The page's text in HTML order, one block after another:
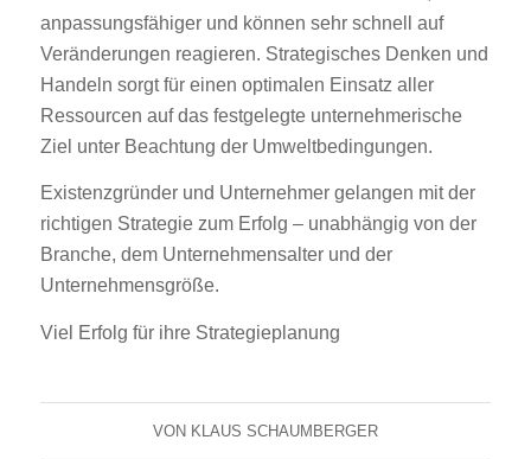
anpassungsfähiger und können sehr schnell auf
Veränderungen reagieren. Strategisches Denken und
Handeln sorgt für einen optimalen Einsatz aller
Ressourcen auf das festgelegte unternehmerische
Ziel unter Beachtung der Umweltbedingungen.
Existenzgründer und Unternehmer gelangen mit der
richtigen Strategie zum Erfolg – unabhängig von der
Branche, dem Unternehmensalter und der
Unternehmensgröße.
Viel Erfolg für ihre Strategieplanung
VON KLAUS SCHAUMBERGER